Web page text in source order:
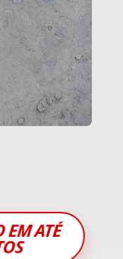
EM ATÉ